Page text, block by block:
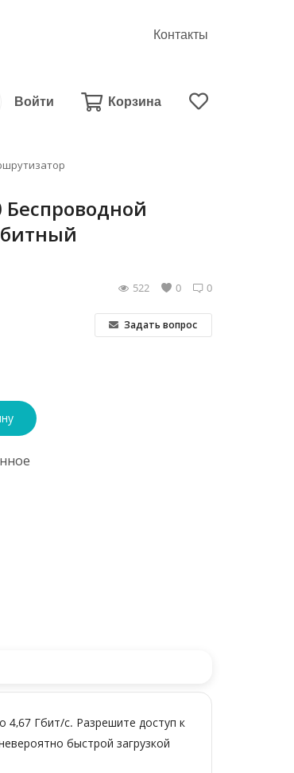
Контакты
Войти Корзина
Беспроводной
0
0
522
Задать вопрос
4,67 Гбит/с. Разрешите доступ к
быстрой загрузкой